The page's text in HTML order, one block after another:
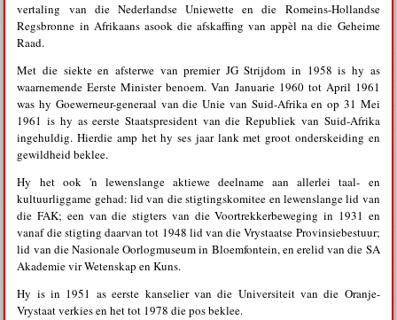
vertaling van die Nederlandse Uniewette en die Romeins-Hollandse
Regsbronne in Afrikaans asook die afskaffing van appèl na die Geheime
Raad.
Met die siekte en afsterwe van premier JG Strijdom in 1958 is hy as
waarnemende Eerste Minister benoem. Van Januarie 1960 tot April 1961
was hy Goewerneur-generaal van die Unie van Suid-Afrika en op 31 Mei
1961 is hy as eerste Staatspresident van die Republiek van Suid-Afrika
ingehuldig. Hierdie amp het hy ses jaar lank met groot onderskeiding en
gewildheid beklee.
Hy het ook 'n lewenslange aktiewe deelname aan allerlei taal- en
kultuurliggame gehad: lid van die stigtingskomitee en lewenslange lid van
die FAK; een van die stigters van die Voortrekkerbeweging in 1931 en
vanaf die stigting daarvan tot 1948 lid van die Vrystaatse Provinsiebestuur;
lid van die Nasionale Oorlogmuseum in Bloemfontein, en erelid van die SA
Akademie vir Wetenskap en Kuns.
Hy is in 1951 as eerste kanselier van die Universiteit van die Oranje-
Vrystaat verkies en het tot 1978 die pos beklee.